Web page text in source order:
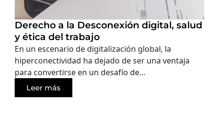
Derecho a la Desconexión digital, salud
y ética del trabajo
En un escenario de digitalización global, la
hiperconectividad ha dejado de ser una ventaja
para convertirse en un desafío de...
Leer más